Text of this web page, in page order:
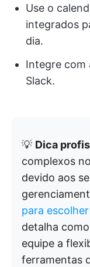
Use o
integrados
dia.
Integre com
Slack.
💡 Dica
complexos
devido aos
para
detalha
equipe a
ferramentas